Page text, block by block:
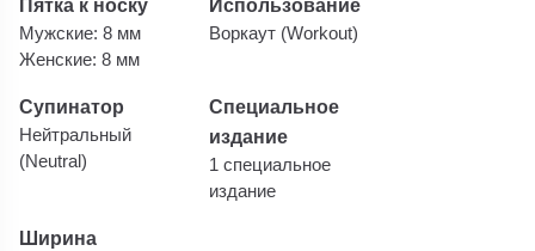
Мужские: 8 мм
Женские: 8 мм
Воркаут (Workout)
Супинатор
Нейтральный
(Neutral)
Специальное
издание
1 специальное
издание
Ширина